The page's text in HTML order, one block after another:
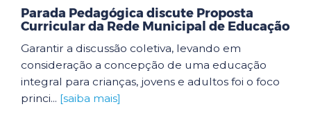
Parada Pedagógica discute Proposta
Curricular da Rede Municipal de Educação
Garantir a discussão coletiva, levando em
consideração a concepção de uma educação
integral para crianças, jovens e adultos foi o foco
princi... [saiba mais]